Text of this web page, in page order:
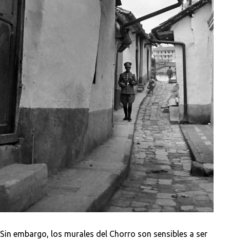
Sin embargo, los murales del Chorro son sensibles a ser